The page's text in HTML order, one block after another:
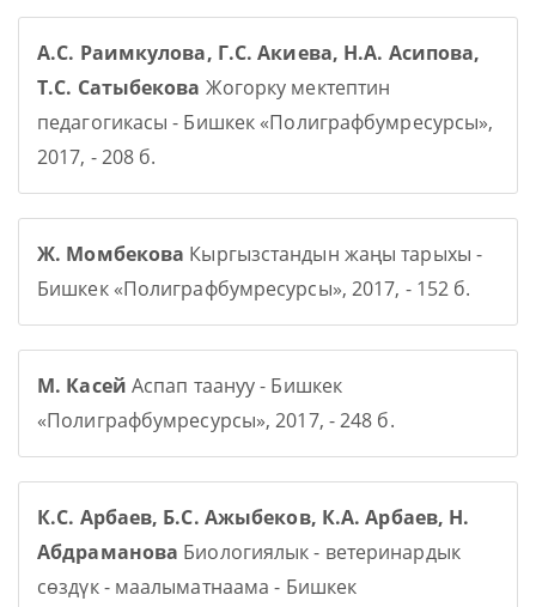
А.С. Раимкулова, Г.С. Акиева, Н.А. Асипова,
Т.С. Сатыбекова Жогорку мектептин
педагогикасы - Бишкек «Полиграфбумресурсы»,
2017, - 208 б.
Ж. Момбекова Кыргызстандын жаңы тарыхы -
Бишкек «Полиграфбумресурсы», 2017, - 152 б.
М. Касей Аспап таануу - Бишкек
«Полиграфбумресурсы», 2017, - 248 б.
К.С. Арбаев, Б.С. Ажыбеков, К.А. Арбаев, Н.
Абдраманова Биологиялык - ветеринардык
сөздүк - маалыматнаама - Бишкек